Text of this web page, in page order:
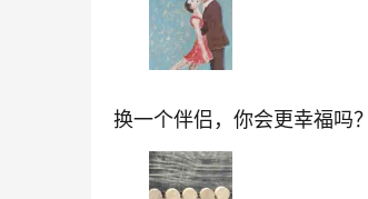
换一个伴侣，你会更幸福吗？